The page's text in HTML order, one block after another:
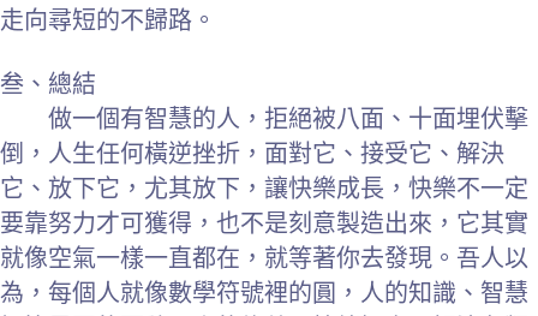
走向尋短的不歸路。
叁、總結
做一個有智慧的人，拒絕被八面、十面埋伏擊
倒，人生任何橫逆挫折，面對它、接受它、解決
它、放下它，尤其放下，讓快樂成長，快樂不一定
要靠努力才可獲得，也不是刻意製造出來，它其實
就像空氣一樣一直都在，就等著你去發現。吾人以
為，每個人就像數學符號裡的圓，人的知識、智慧